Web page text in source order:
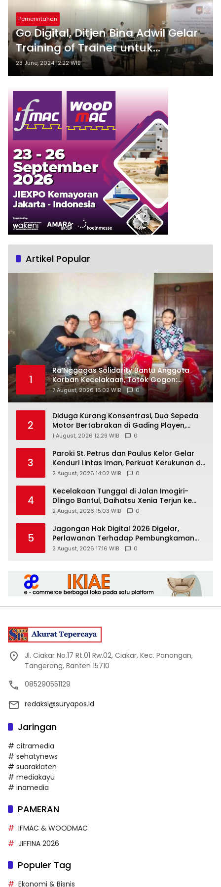
Pemerintahan
Go Digital, Ditjen Bina Adwil Gelar
Training of Trainer untuk
Tingkatkan Kapasitas Aparatur
Kecamatan
23 June, 2024 12:22 WIB
Artikel Popular
1
Ra’Nggagas Solidarity Bantu Anggota
Korban Kecelakaan, Totok Gogon:
Solidaritas Harus Jadi Tindakan Nyata
7 August, 2026 16:02 WIB 0
2
Diduga Kurang Konsentrasi, Dua Sepeda
Motor Bertabrakan di Gading Playen,
Mahasiswi Meninggal
1 August, 2026 12:29 WIB 0
3
Paroki St. Petrus dan Paulus Kelor Gelar
Kenduri Lintas Iman, Perkuat Kerukunan di
Gunungkidul
2 August, 2026 14:02 WIB 0
4
Kecelakaan Tunggal di Jalan Imogiri-
Dlingo Bantul, Daihatsu Xenia Terjun ke
Jurang
2 August, 2026 15:03 WIB 0
5
Jagongan Hak Digital 2026 Digelar,
Perlawanan Terhadap Pembungkaman
Media Digital
2 August, 2026 17:16 WIB 0
Jl. Ciakar No.17 Rt.01 Rw.02, Ciakar, Kec. Panongan,
Tangerang, Banten 15710
085290551129
redaksi@suryapos.id
Jaringan
# citramedia
# sehatynews
# suaraklaten
# mediakayu
# inamedia
PAMERAN
IFMAC & WOODMAC
JIFFINA 2026
Populer Tag
Ekonomi & Bisnis